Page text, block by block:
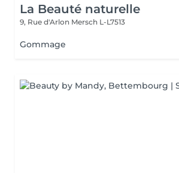
La Beauté naturelle
9, Rue d'Arlon Mersch L-L7513
Gommage